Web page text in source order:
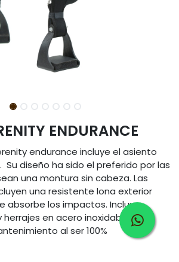
ENDURANCE
endurance incluye el asiento
diseño ha sido el preferido por las
una montura sin cabeza. Las
una resistente lona exterior
absorbe los impactos. Incluye
en acero inoxidable.
al ser 100%